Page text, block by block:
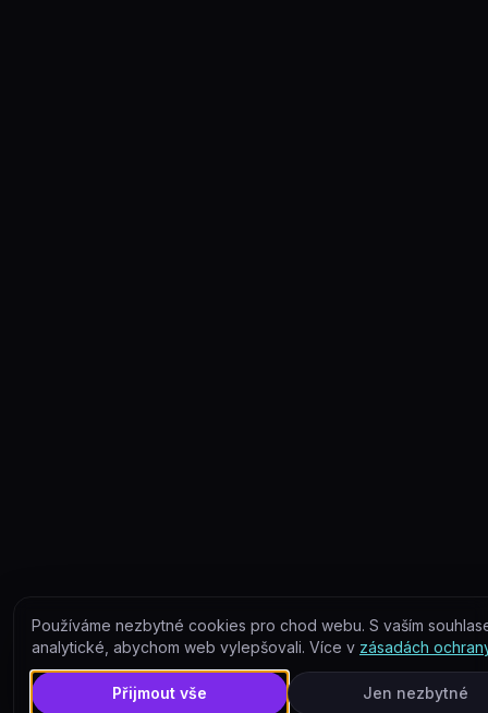
Používáme nezbytné cookies pro chod webu. S vaším
analytické, abychom web vylepšovali. Více v zásadách
Přijmout vše Jen nezbytné